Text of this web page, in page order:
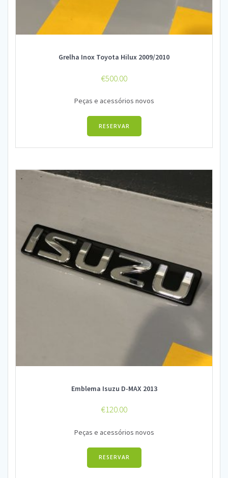
Grelha Inox Toyota Hilux 2009/2010
€500.00
Peças e acessórios novos
RESERVAR
Emblema Isuzu D-MAX 2013
€120.00
Peças e acessórios novos
RESERVAR